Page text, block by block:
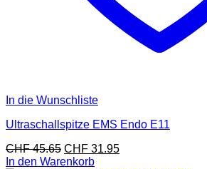
In die Wunschliste
Ultraschallspitze EMS Endo E11
CHF45.65 CHF 31.95
In den Warenkorb